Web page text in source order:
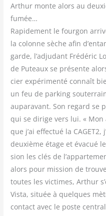
Arthur monte alors au
fumée…
Rapi­de­ment le four­gon
la colonne sèche afin
garde, l’adjudant Fré­dé­ric
de Puteaux se pré­sente
cier expé­ri­men­té connaît
un feu de par­king
aupa­ra­vant. Son regard se
qui se dirige vers lui. «
que j’ai effec­tué la
deuxième étage et éva­cué
sion les clés de
alors pour mis­sion de
toutes les vic­times, Arthur
Vis­ta, située à quelques
contact avec le poste